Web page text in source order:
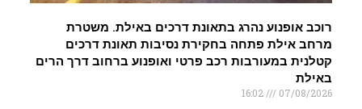
רוכב אופנוע נהרג בתאונת דרכים באילת. משטרת
מרחב אילת פתחה בחקירת נסיבות תאונת דרכים
קטלנית במעורבות רכב פרטי ואופנוע ברחוב דרך הרים
באילת
07/08/2026
16:02